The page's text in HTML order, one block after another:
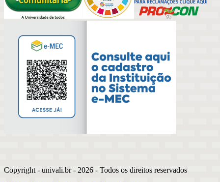
Copyright - univali.br - 2026 - Todos os direitos reservados